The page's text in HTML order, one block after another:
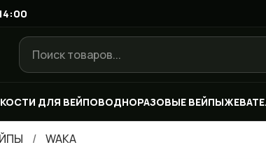
ДЛЯ ВЕЙПОВОДНОРАЗОВЫЕ ВЕЙПЫ
WAKA